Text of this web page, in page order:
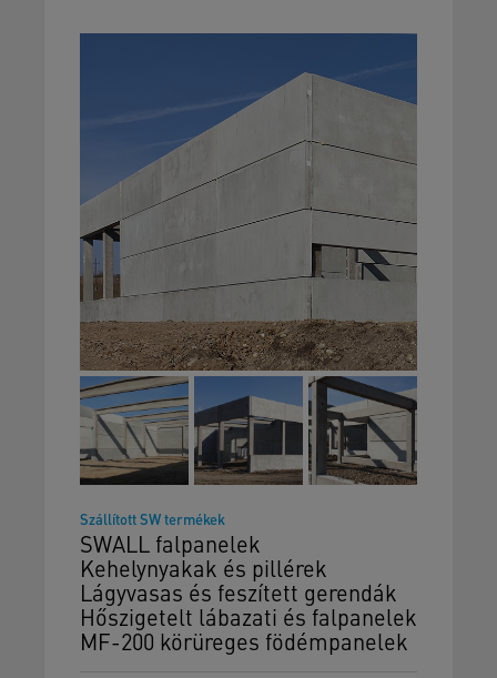
Szállított SW termékek
SWALL falpanelek
Kehelynyakak és pillérek
Lágyvasas és feszített gerendák
Hőszigetelt lábazati és falpanelek
MF-200 körüreges födémpanelek